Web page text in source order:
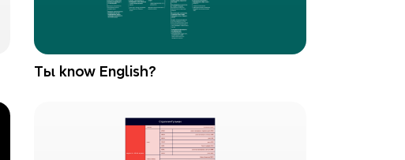
Ты know English?